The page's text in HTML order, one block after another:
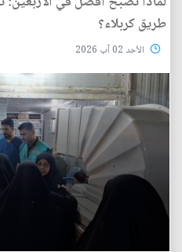
طريق كربلاء؟
الأحد 02 آب 2026